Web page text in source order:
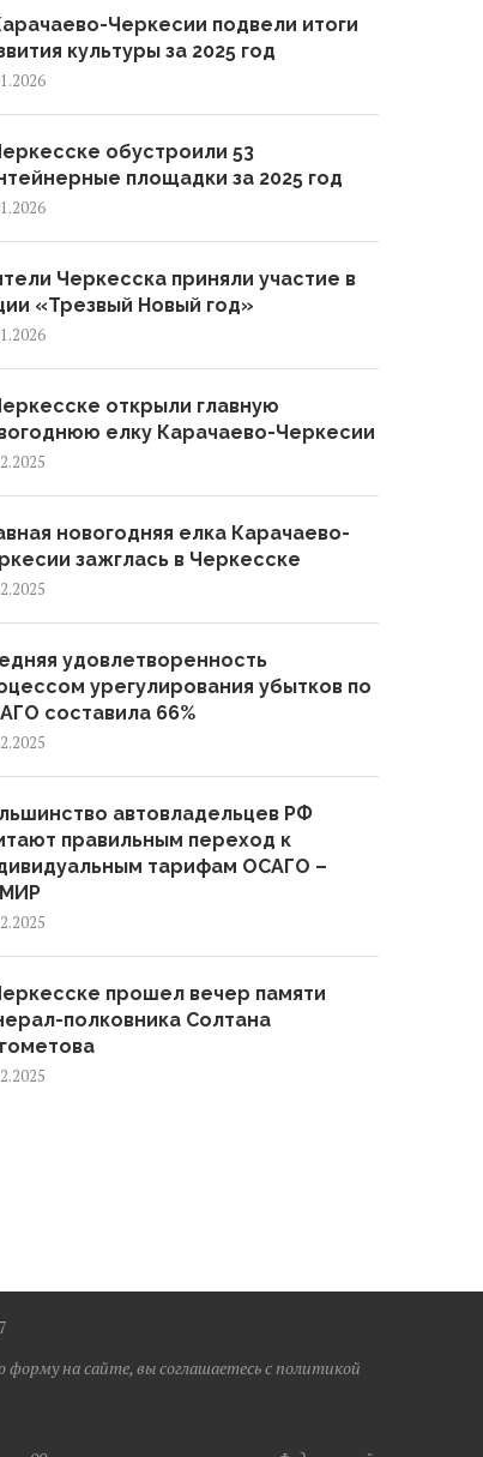
Черкесии подвели итоги
культуры за 2025 год
обустроили 53
площадки за 2025 год
Черкесска приняли участие в
«Трезвый Новый год»
открыли главную
елку Карачаево-Черкесии
новогодняя елка Карачаево-
зажглась в Черкесске
удовлетворенность
урегулирования убытков по
составила 66%
автовладельцев РФ
правильным переход к
тарифам ОСАГО –
прошел вечер памяти
полковника Солтана
на сайте, вы соглашаетесь с политикой